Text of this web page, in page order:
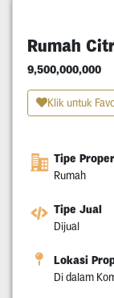
Rumah
9,500,000,000
Klik untuk
Tipe
Rumah
Tipe Jual
Dijual
Lokasi
Di dalam